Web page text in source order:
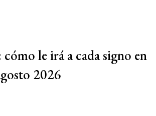
le irá a cada signo en
2026